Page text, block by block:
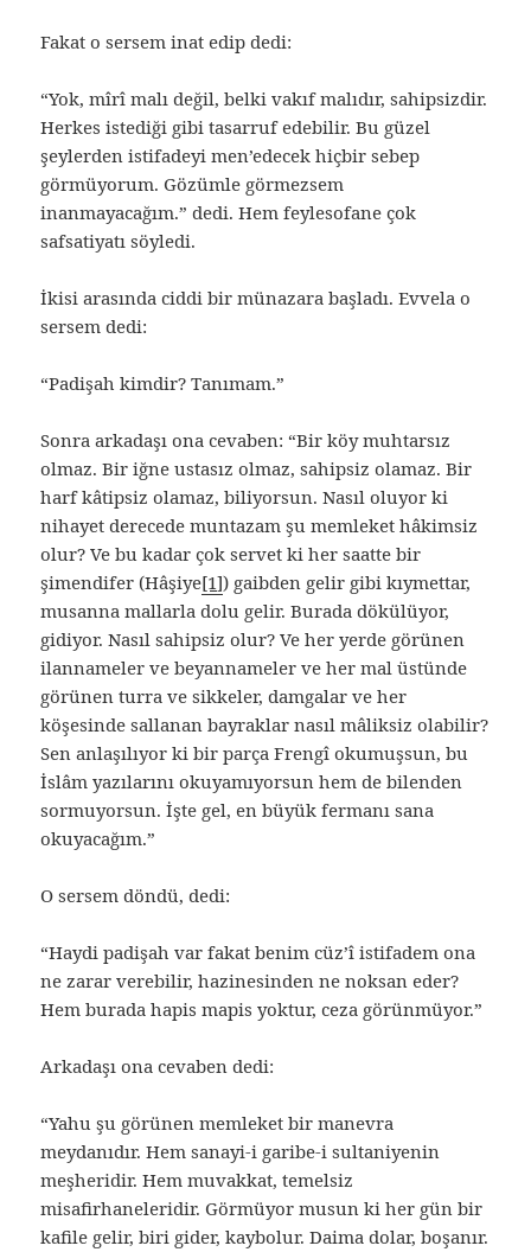
Fakat o sersem inat edip dedi:
“Yok, mîrî malı değil, belki vakıf malıdır, sahipsizdir.
Herkes istediği gibi tasarruf edebilir. Bu güzel
şeylerden istifadeyi men’edecek hiçbir sebep
görmüyorum. Gözümle görmezsem
inanmayacağım.” dedi. Hem feylesofane çok
safsatiyatı söyledi.
İkisi arasında ciddi bir münazara başladı. Evvela o
sersem dedi:
“Padişah kimdir? Tanımam.”
Sonra arkadaşı ona cevaben: “Bir köy muhtarsız
olmaz. Bir iğne ustasız olmaz, sahipsiz olamaz. Bir
harf kâtipsiz olamaz, biliyorsun. Nasıl oluyor ki
nihayet derecede muntazam şu memleket hâkimsiz
olur? Ve bu kadar çok servet ki her saatte bir
şimendifer (Hâşiye[1]) gaibden gelir gibi kıymettar,
musanna mallarla dolu gelir. Burada dökülüyor,
gidiyor. Nasıl sahipsiz olur? Ve her yerde görünen
ilannameler ve beyannameler ve her mal üstünde
görünen turra ve sikkeler, damgalar ve her
köşesinde sallanan bayraklar nasıl mâliksiz olabilir?
Sen anlaşılıyor ki bir parça Frengî okumuşsun, bu
İslâm yazılarını okuyamıyorsun hem de bilenden
sormuyorsun. İşte gel, en büyük fermanı sana
okuyacağım.”
O sersem döndü, dedi:
“Haydi padişah var fakat benim cüz’î istifadem ona
ne zarar verebilir, hazinesinden ne noksan eder?
Hem burada hapis mapis yoktur, ceza görünmüyor.”
Arkadaşı ona cevaben dedi:
“Yahu şu görünen memleket bir manevra
meydanıdır. Hem sanayi-i garibe-i sultaniyenin
meşheridir. Hem muvakkat, temelsiz
misafirhaneleridir. Görmüyor musun ki her gün bir
kafile gelir, biri gider, kaybolur. Daima dolar, boşanır.